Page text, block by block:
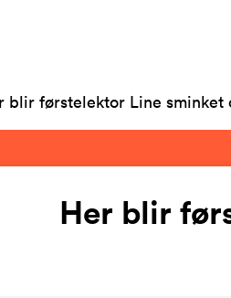
blir førstelektor Line sminket
Her blir